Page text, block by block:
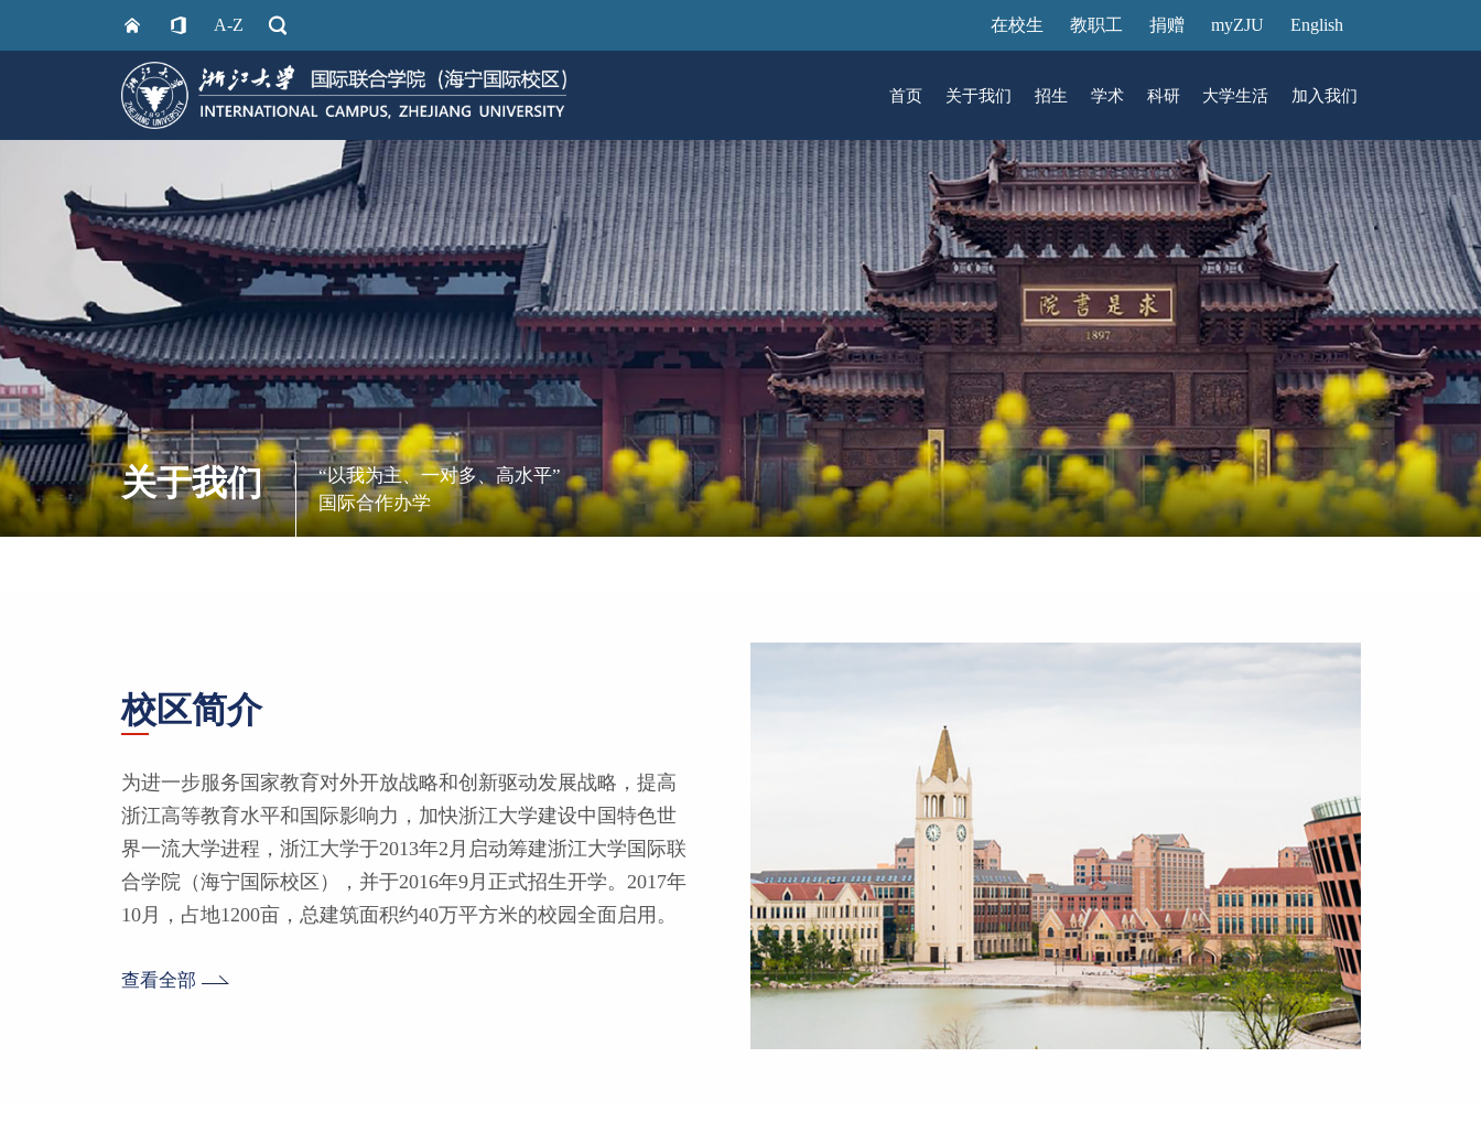
内
容
A-Z 在校生 教职工 捐赠 myZJU English
首页 关于我们
关于我们
校区简介
使命愿景
校区领导
联系我们
云看校园
组织机构
校园地图
发展历程
访客预约
展厅预约
招生
招生
本科生招生
通知动态
招生视频
研究生招生
通知动态
国际生招生
学术
学术
本科生课程
研究生课程
通识课程
学术日历
机构&活动
语言中心
图书馆
书院
科研
科研
科研概览
研究中心
研究平台
仪器共享平台
科研动态
技术转化
大学生活
大学生活
生活在国际校区
成长在国际校区
活力在国际校区
加入我们
加入我们
热招岗位 人物故事
关于我们
“以我为主、一对多、高水平”
国际合作办学
校区简介
为进一步服务国家教育对外开放战略和创新驱动发展战略，提高
浙江高等教育水平和国际影响力，加快浙江大学建设中国特色世
界一流大学进程，浙江大学于2013年2月启动筹建浙江大学国际联
合学院（海宁国际校区），并于2016年9月正式招生开学。2017年
10月，占地1200亩，总建筑面积约40万平方米的校园全面启用。
查看全部